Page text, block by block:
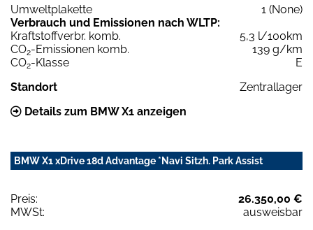
Umweltplakette
1 (None)
Verbrauch und Emissionen nach WLTP:
Kraftstoffverbr. komb.
5,3 l/100km
CO2-Emissionen komb.
139 g/km
CO2-Klasse
E
Standort
Zentrallager
Details zum BMW X1 anzeigen
BMW X1 xDrive 18d Advantage *Navi Sitzh. Park Assist
Preis:
26.350,00 €
MWSt:
ausweisbar